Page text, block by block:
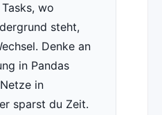
wo
steht,
Denke an
in Pandas
in
sparst du Zeit.